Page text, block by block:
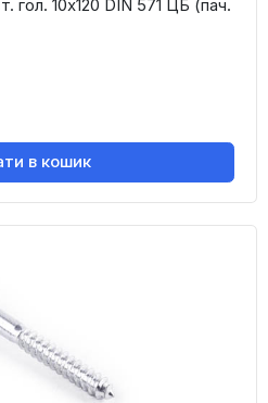
гол. 10х120 DIN 571 ЦБ (пач.
в кошик